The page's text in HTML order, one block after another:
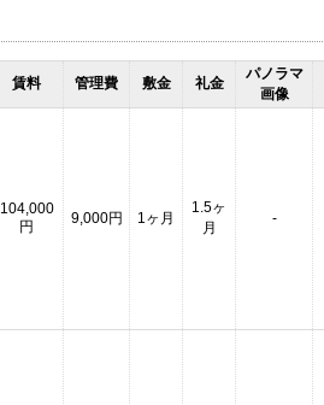
賃料 管理費 敷金 礼金
パノラマ
画像
104,000
円
9,000円 1ヶ月
1.5ヶ
月
-